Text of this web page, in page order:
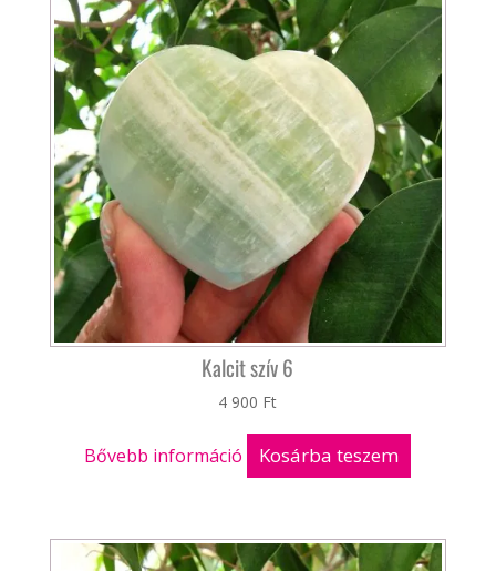
Kalcit szív 6
4 900 Ft
Bővebb információ Kosárba teszem